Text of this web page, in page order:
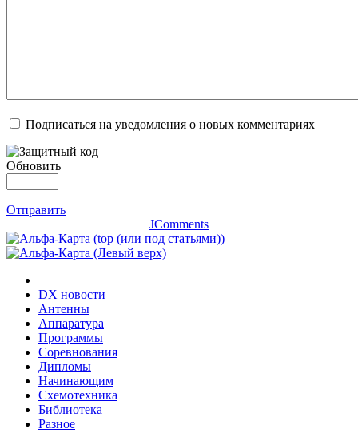
Подписаться на уведомления о новых комментариях
Обновить
Отправить
JComments
DX новости
Антенны
Аппаратура
Программы
Соревнования
Дипломы
Начинающим
Схемотехника
Библиотека
Разное